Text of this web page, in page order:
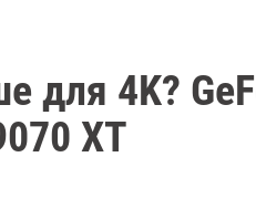
для 4K?
XT